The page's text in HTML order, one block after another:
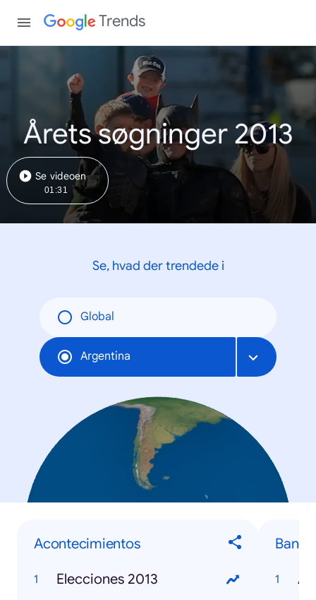
Trends
Årets søgninger 2013
Se videoen
01:31
Se, hvad der trendede i
Global
Argentina
Acontecimientos
Elecciones 2013